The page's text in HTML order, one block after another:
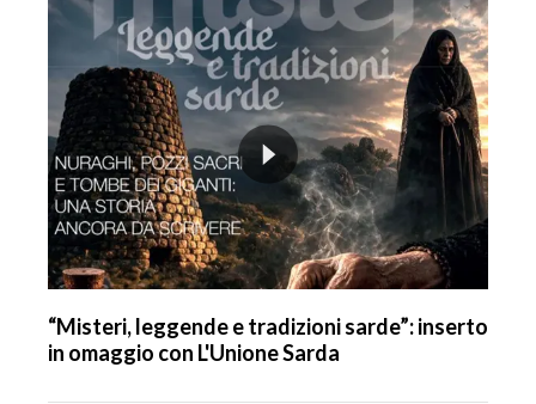
“Misteri, leggende e tradizioni sarde”: inserto
in omaggio con L'Unione Sarda